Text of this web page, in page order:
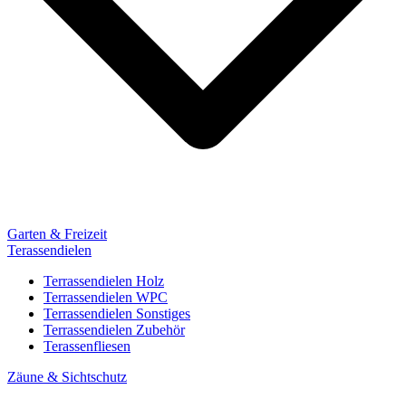
Garten & Freizeit
Terassendielen
Terrassendielen Holz
Terrassendielen WPC
Terrassendielen Sonstiges
Terrassendielen Zubehör
Terassenfliesen
Zäune & Sichtschutz